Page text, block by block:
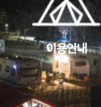
2026년 5월 캠핑장 안점 점검
캠핑장(9월1일~6일) 미운영
이용안내